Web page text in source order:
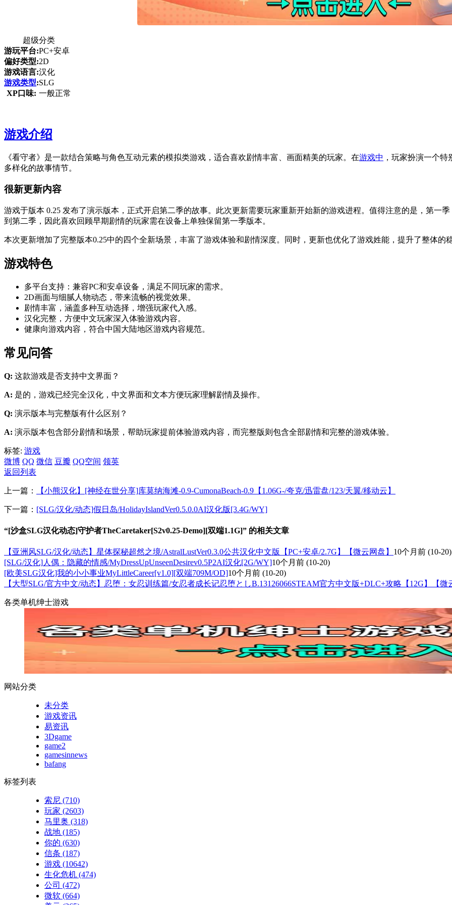
超级分类
游玩平台:PC+安卓
偏好类型:2D
游戏语言:汉化
游戏类型:SLG
XP口味: 一般正常
游戏介绍
《看守者》是一款结合策略与角色互动元素的模拟类游戏，适合喜欢剧情丰富、画面精美的玩家。在游戏中 ，玩家扮演一个
多样化的故事情节。
很新更新内容
游戏于版本 0.25 发布了演示版本，正式开启第二季的故事。此次更新需要玩家重新开始新的游戏进程。值得注意的是，第一
到第二季，因此喜欢回顾早期剧情的玩家需在设备上单独保留第一季版本。
本次更新增加了完整版本0.25中的四个全新场景，丰富了游戏体验和剧情深度。同时，更新也优化了游戏姓能，提升了整体的
游戏特色
多平台支持：兼容PC和安卓设备，满足不同玩家的需求。
2D画面与细腻人物动态，带来流畅的视觉效果。
剧情丰富，涵盖多种互动选择，增强玩家代入感。
汉化完整，方便中文玩家深入体验游戏内容。
健康向游戏内容，符合中国大陆地区游戏内容规范。
常见问答
Q: 这款游戏是否支持中文界面？
A: 是的，游戏已经完全汉化，中文界面和文本方便玩家理解剧情及操作。
Q: 演示版本与完整版有什么区别？
A: 演示版本包含部分剧情和场景，帮助玩家提前体验游戏内容，而完整版则包含全部剧情和完整的游戏体验。
标签: 游戏
微博 QQ 微信 豆瓣 QQ空间 领英
返回列表
上一篇： 【小熊汉化】[神经在世分享]库莫纳海滩-0.9-CumonaBeach-0.9【1.06G-/夸克/迅雷盘/123/天翼/移动云】
下一篇： [SLG/汉化/动态]假日岛/HolidayIslandVer0.5.0.0AI汉化版[3.4G/WY]
“[沙盒SLG汉化动态]守护者TheCaretaker[S2v0.25-Demo][双端1.1G]” 的相关文章
【亚洲风SLG/汉化/动态】星体探秘超然之境/AstralLustVer0.3.0公共汉化中文版【PC+安卓/2.7G】【微云网盘】 10个月前 (10-20)
[SLG/汉化]人偶：隐藏的情感/MyDressUpUnseenDesirev0.5P2AI汉化[2G/WY]10个月前 (10-20)
[欧美SLG汉化]我的小小事业MyLittleCareer[v1.0][双端709M/OD]10个月前 (10-20)
【大型SLG/官方中文/动态】忍堕：女忍训练篇/女忍者成长记忍堕としB.13126066STEAM官方中文版+DLC+攻略【12G】【微
各类单机绅士游戏
网站分类
未分类
游戏资讯
易资讯
3Dgame
game2
gamesinnews
bafang
标签列表
索尼 (710)
玩家 (2603)
马里奥 (318)
战地 (185)
你的 (630)
信条 (187)
游戏 (10642)
生化危机 (474)
公司 (472)
微软 (664)